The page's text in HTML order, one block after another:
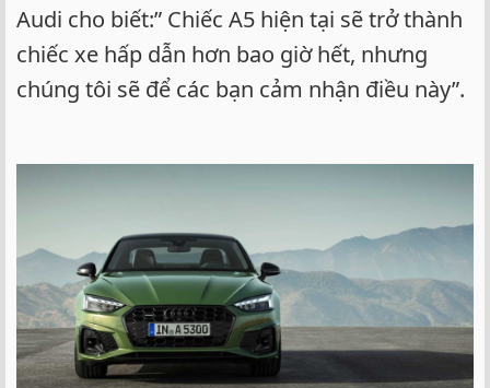
Audi cho biết:” Chiếc A5 hiện tại sẽ trở thành
chiếc xe hấp dẫn hơn bao giờ hết, nhưng
chúng tôi sẽ để các bạn cảm nhận điều này”.